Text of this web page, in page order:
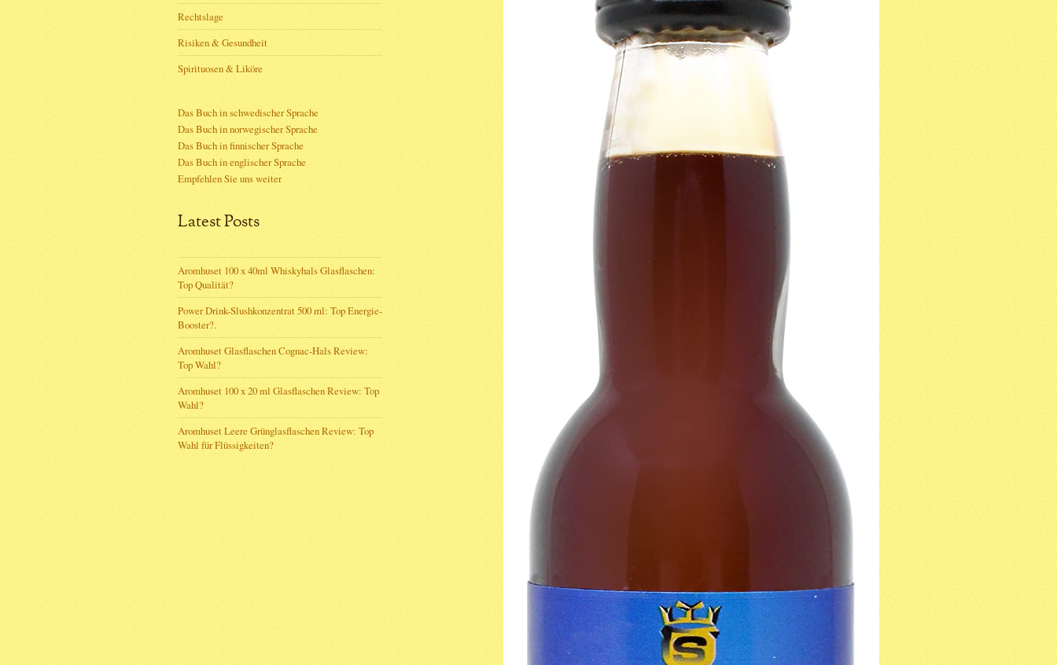
Rechtslage
Risiken & Gesundheit
Spirituosen & Liköre
Das Buch in schwedischer Sprache
Das Buch in norwegischer Sprache
Das Buch in finnischer Sprache
Das Buch in englischer Sprache
Empfehlen Sie uns weiter
Latest Posts
Aromhuset 100 x 40ml Whiskyhals Glasflaschen:
Top Qualität?
Power Drink-Slushkonzentrat 500 ml: Top Energie-
Booster?.
Aromhuset Glasflaschen Cognac-Hals Review:
Top Wahl?
Aromhuset 100 x 20 ml Glasflaschen Review: Top
Wahl?
Aromhuset Leere Grünglasflaschen Review: Top
Wahl für Flüssigkeiten?